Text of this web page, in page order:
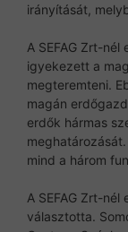
irányítását,
A SEFAG Zrt-
igyekezett a
megteremteni.
magán
erdők hármas
mind a három
A SEFAG Zrt-
választotta.